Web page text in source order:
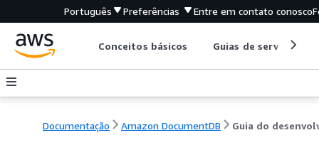
Português Preferências Entre em contato conosco
Conceitos básicos Guias de serviço
Documentação Amazon DocumentDB